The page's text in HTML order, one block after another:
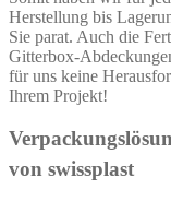
Herstellung bis
Sie parat. Auch die
Gitterbox-
für uns keine
Ihrem Projekt!
von swissplast